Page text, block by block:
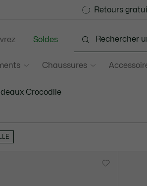
Retours
Devenez Lacoste
Soldes jusqu'à -
Chaussures
Soldes
Crocodile